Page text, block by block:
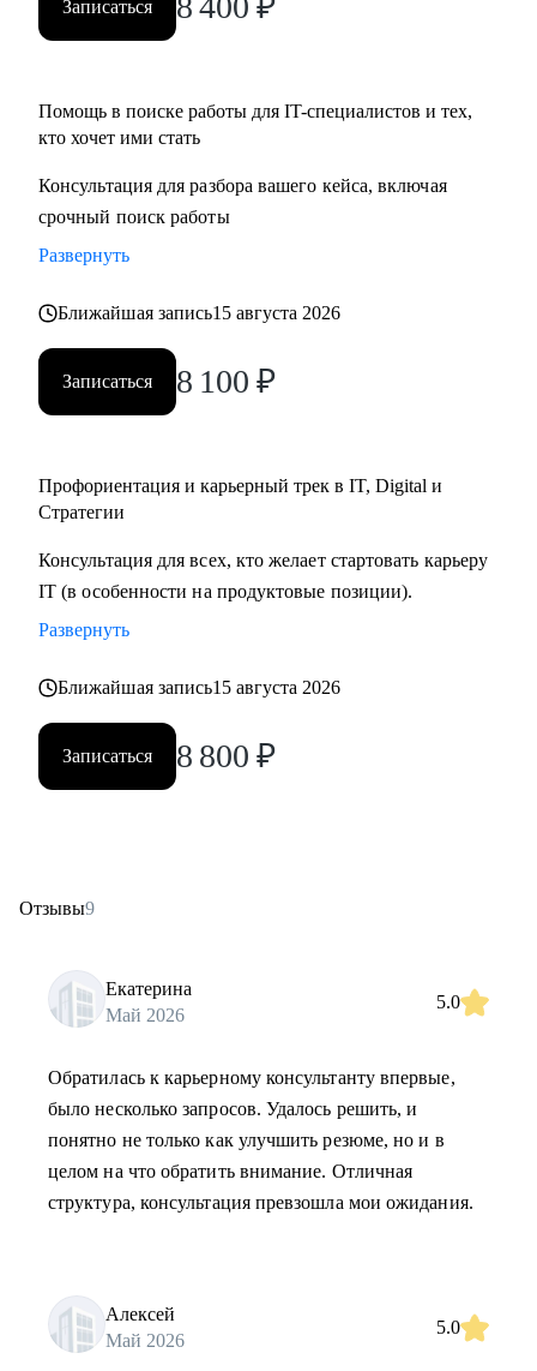
• Определим стратегию поиска подходящей роли и
Кому могу помочь:
• Product-менеджерам/Владельцам продуктов;
• Руководителям проектов/Руководителям стратегических
проектов;
• Специалистам по стратегии, инвестициям и консалтингу,
а также высшему и среднему менеджменту;
• Продуктовым аналитикам/Бизнес-аналитикам;
• Всем не IT-специалистам, которые хотят перейти в IT.
Записаться
Помощь в поиске работы для IT-специалистов и тех,
кто хочет ими стать
Консультация для разбора вашего кейса, включая
срочный поиск работы
Развернуть
Ближайшая запись15 августа 2026
Записаться 8 100 ₽
Профориентация и карьерный трек в IT, Digital и
Стратегии
Консультация для всех, кто желает стартовать карьеру
IT (в особенности на продуктовые позиции).
Развернуть
Ближайшая запись15 августа 2026
Записаться 8 800 ₽
Отзывы9
Екатерина
Май 2026
5.0
Обратилась к карьерному консультанту впервые,
было несколько запросов. Удалось решить, и
понятно не только как улучшить резюме, но и в
целом на что обратить внимание. Отличная
структура, консультация превзошла мои ожидания.
Алексей
Май 2026
5.0